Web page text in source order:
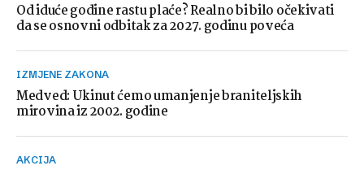
Od iduće godine rastu plaće? Realno bi bilo očekivati
da se osnovni odbitak za 2027. godinu poveća
IZMJENE ZAKONA
Medved: Ukinut ćemo umanjenje braniteljskih
mirovina iz 2002. godine
AKCIJA